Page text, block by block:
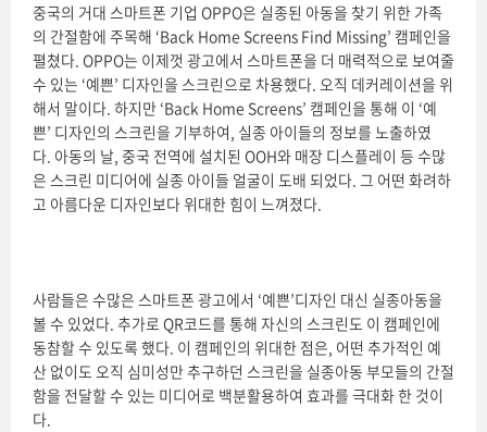
중국의 거대 스마트폰 기업 OPPO은 실종된 아동을 찾기 위한 가족
의 간절함에 주목해 ‘Back Home Screens Find Missing’ 캠페인을
펼쳤다. OPPO는 이제껏 광고에서 스마트폰을 더 매력적으로 보여줄
수 있는 ‘예쁜’ 디자인을 스크린으로 차용했다. 오직 데커레이션을 위
해서 말이다. 하지만 ‘Back Home Screens’ 캠페인을 통해 이 ‘예
쁜’ 디자인의 스크린을 기부하여, 실종 아이들의 정보를 노출하였
다. 아동의 날, 중국 전역에 설치된 OOH와 매장 디스플레이 등 수많
은 스크린 미디어에 실종 아이들 얼굴이 도배 되었다. 그 어떤 화려하
고 아름다운 디자인보다 위대한 힘이 느껴졌다.
사람들은 수많은 스마트폰 광고에서 ‘예쁜’디자인 대신 실종아동을
볼 수 있었다. 추가로 QR코드를 통해 자신의 스크린도 이 캠페인에
동참할 수 있도록 했다. 이 캠페인의 위대한 점은, 어떤 추가적인 예
산 없이도 오직 심미성만 추구하던 스크린을 실종아동 부모들의 간절
함을 전달할 수 있는 미디어로 백분활용하여 효과를 극대화 한 것이
다.